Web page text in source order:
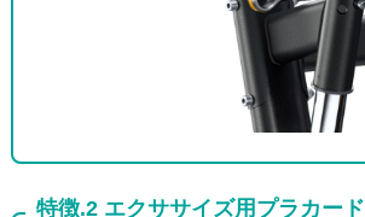
特徴.2 エクササイズ用プラカード